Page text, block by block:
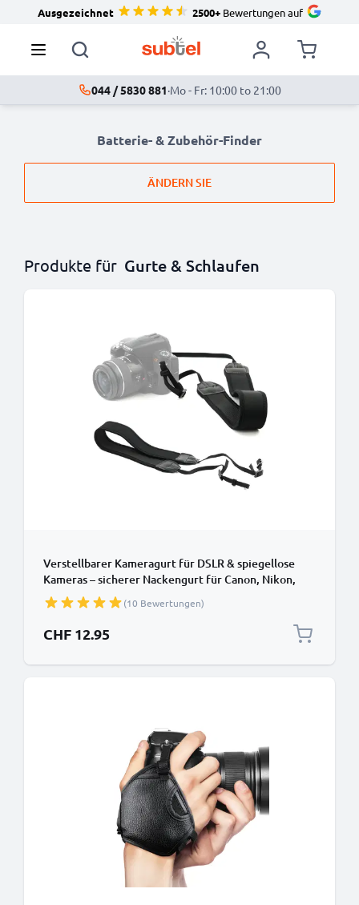
Ausgezeichnet 2500+Bewertungen auf
044 / 5830 881·Mo - Fr: 10:00 to 21:00
Batterie- & Zubehör-Finder
ÄNDERN SIE
Produkte für Gurte & Schlaufen
Verstellbarer Kameragurt für DSLR & spiegellose
Kameras – sicherer Nackengurt für Canon, Nikon,
Sony, Panasonic – 110 cm Nylon mit
Schlaufenhalterung
(10 Bewertungen)
CHF 12.95